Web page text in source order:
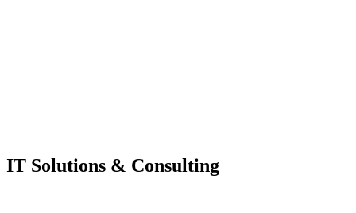
IT Solutions & Consulting